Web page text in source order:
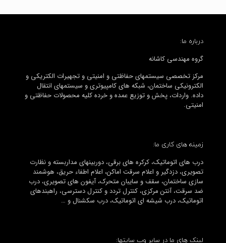
درباره ما:
گروه مهندسی کاشانه
مرکز تخصصی سیستمهای حفاظتی و امنیتی و تجهیرات الکتریکی و
الکترونیکی ساختمان، شبکه های کامپیوتری و سیستمهای انتقال
داده. واردات، پخش و توزیع عمده و خرده کلیه محصولات حفاظتی و
امنیتی.
زمینه های کاری ما:
درب های اتوماتیک، کرکره های برقی، دوربینهای مداربسته و نظارت
تصویری، دزدگیر و اعلام سرقت اماکن، اعلام اطفاء حریق، هوشمند
سازی ساختمان، سقف و سایبان متحرک، آیفون های تصویری، درب
ضد سرقت، آنتن مرکزی، کنترل تردد و کنترل دسترسی، راهبندهای
اتوماتیک، درب شیشه ای اتوماتیک، درب سکشنال و …
لینک های ما در سایر وب سایتها: